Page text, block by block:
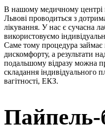
В нашому медичному центрі
Львові проводиться з
лікування. У нас є сучасна
використовуємо
Саме тому процедура займає
дискомфорту, а результати
подальшому відразу можна
складання індивідуального
вагітності, ЕКЗ.
Пайпель-